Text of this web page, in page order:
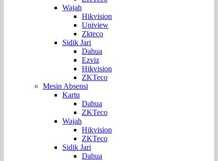
Wajah
Hikvision
Uniview
Zkteco
Sidik Jari
Dahua
Ezviz
Hikvision
ZKTeco
Mesin Absensi
Kartu
Dahua
ZKTeco
Wajah
Hikvision
ZKTeco
Sidik Jari
Dahua